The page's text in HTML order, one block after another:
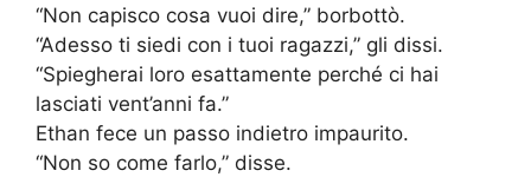
“Non capisco cosa vuoi dire,” borbottò.
“Adesso ti siedi con i tuoi ragazzi,” gli dissi.
“Spiegherai loro esattamente perché ci hai
lasciati vent’anni fa.”
Ethan fece un passo indietro impaurito.
“Non so come farlo,” disse.